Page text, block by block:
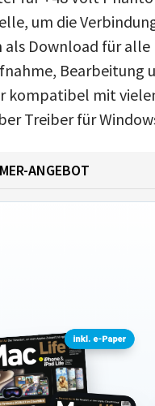
um die
Download für alle
Bearbeitung
kompatibel mit
Treiber für
ANGEBOT